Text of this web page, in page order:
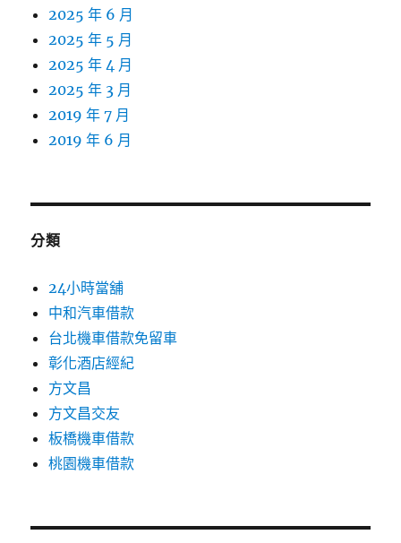
2025 年 6 月
2025 年 5 月
2025 年 4 月
2025 年 3 月
2019 年 7 月
2019 年 6 月
分類
24小時當舖
中和汽車借款
台北機車借款免留車
彰化酒店經紀
方文昌
方文昌交友
板橋機車借款
桃園機車借款